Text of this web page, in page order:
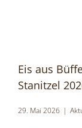
Eis aus
Stanitzel
29. Mai 2026 |